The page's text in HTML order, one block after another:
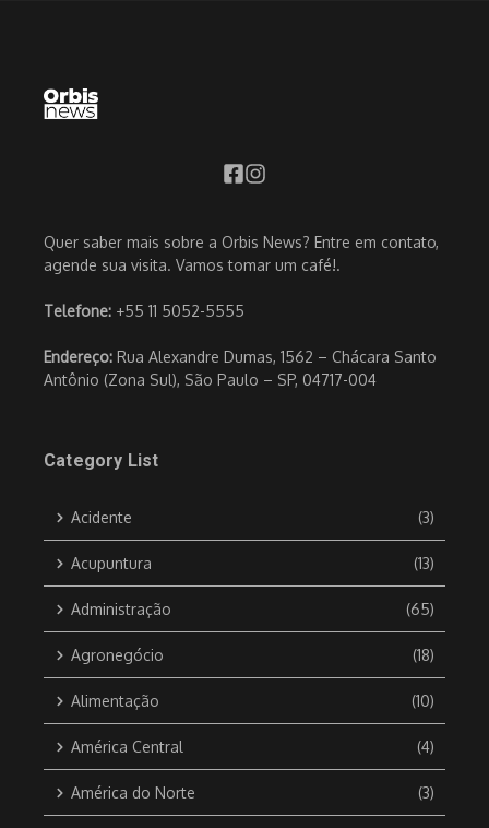
Quer saber mais sobre a Orbis News? Entre em contato,
agende sua visita. Vamos tomar um café!.
Telefone: +55 11 5052-5555
Endereço: Rua Alexandre Dumas, 1562 – Chácara Santo
Antônio (Zona Sul), São Paulo – SP, 04717-004
Category List
Acidente (3)
Acupuntura (13)
Administração (65)
Agronegócio (18)
Alimentação (10)
América Central (4)
América do Norte (3)